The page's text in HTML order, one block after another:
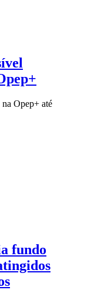
Opep+ até
fundo